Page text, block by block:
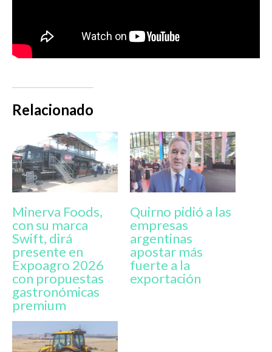
Relacionado
Minerva Foods,
con su marca
Swift, dirá
presente en
Expoagro 2026
con propuestas
gastronómicas
premium
Quirno pidió a las
empresas
argentinas
apostar más
fuerte a la
exportación